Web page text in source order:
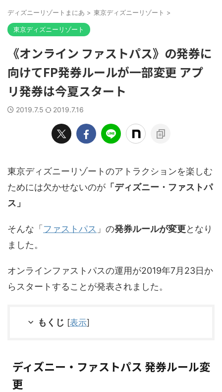
ディズニーリゾートまにあ > 東京ディズニーリゾート >
東京ディズニーリゾート
《オンライン ファストパス》の発券に
向けてFP発券ルールが一部変更 アプ
リ発券は今夏スタート
2019.7.5 2019.7.16
東京ディズニーリゾートのアトラクションを楽しむ
ためには欠かせないのが 「ディズニー・ファストパ
ス」
そんな「ファストパス 」の発券ルールが変更となり
ました。
オンラインファストパスの運用が2019年7月23日か
らスタートすることが発表されました。
もくじ [表示]
ディズニー・ファストパス 発券ルール変
更